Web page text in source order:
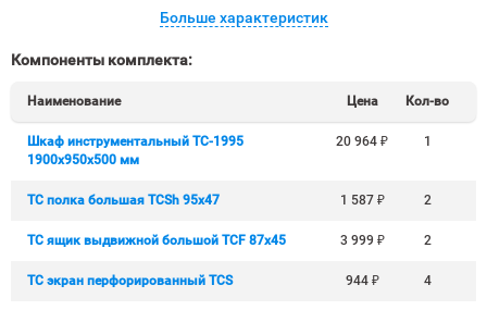
Больше характеристик
Компоненты комплекта:
Наименование Цена Кол-во
Шкаф инструментальный TC-1995
1900х950х500 мм
20 964₽ 1
TC полка большая TCSh 95х47 1 587 ₽ 2
TC ящик выдвижной большой TCF 87x45 3 999 ₽ 2
TC экран перфорированный TCS 944 ₽ 4